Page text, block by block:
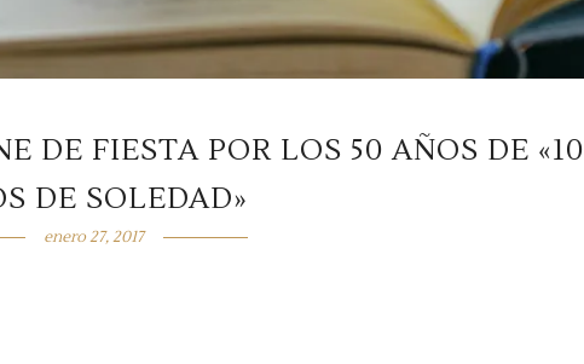
DE FIESTA POR LOS 50 AÑOS DE
DE SOLEDAD»
enero 27, 2017